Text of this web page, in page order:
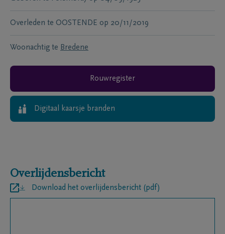
Overleden te OOSTENDE op 20/11/2019
Woonachtig te Bredene
Rouwregister
Digitaal kaarsje branden
Overlijdensbericht
Download het overlijdensbericht (pdf)